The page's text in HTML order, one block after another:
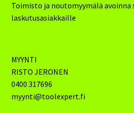
Toimisto ja noutomyymälä avoinna
laskutusasiakkaille
MYYNTI
RISTO JERONEN
0400 317696
myynti@toolexpert.fi